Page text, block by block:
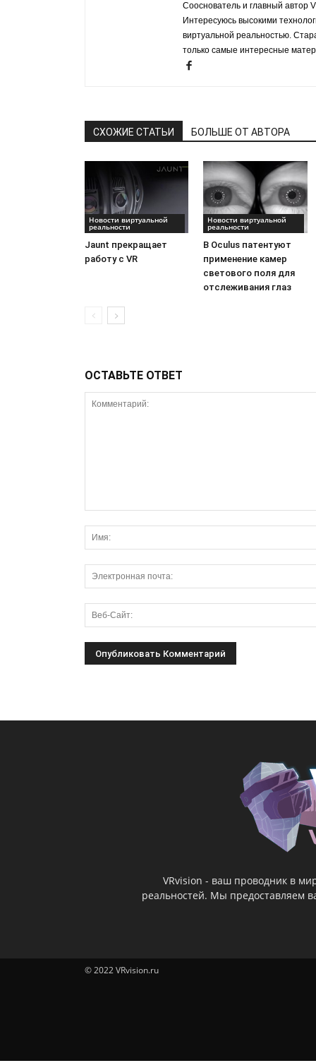
Сооснователь и главный автор
Интересуюсь высокими
виртуальной реальностью.
только самые интересные
СХОЖИЕ СТАТЬИ БОЛЬШЕ ОТ АВТОРА
Новости виртуальной
реальности
Jaunt прекращает
работу с VR
Новости виртуальной
реальности
В Oculus патентуют
применение камер
светового поля для
отслеживания глаз
ОСТАВЬТЕ ОТВЕТ
VRvision - ваш проводник в
реальностей. Мы предоставляем
© 2022 VRvision.ru